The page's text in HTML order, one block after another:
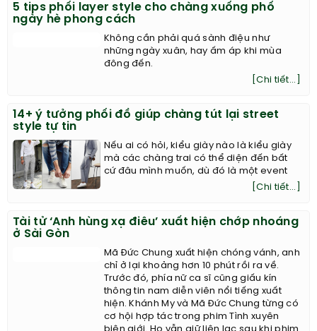
5 tips phối layer style cho chàng xuống phố
ngày hè phong cách
Không cần phải quá sành điệu như
những ngày xuân, hay ấm áp khi mùa
đông đến.
[Chi tiết...]
14+ ý tưởng phối đồ giúp chàng tút lại street
style tự tin
Nếu ai có hỏi, kiểu giày nào là kiểu giày
cứ đâu mình muốn, dù đó là một event
Tài tử ‘Anh hùng xạ điêu’ xuất hiện chớp nhoáng
Mã Đức Chung xuất hiện chóng vánh, anh
chỉ ở lại khoảng hơn 10 phút rồi ra về.
Trước đó, phía nữ ca sĩ cũng giấu kín